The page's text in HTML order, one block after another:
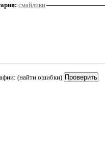
смайлики
(найти ошибки)